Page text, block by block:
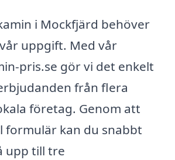
i Mockfjärd behöver
uppgift. Med vår
pris.se gör vi det enkelt
från flera
företag. Genom att
formulär kan du snabbt
upp till tre